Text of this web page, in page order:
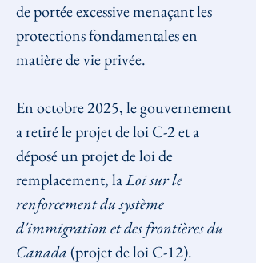
de portée excessive menaçant les
protections fondamentales en
matière de vie privée.
En octobre 2025, le gouvernement
a retiré le projet de loi C-2 et a
déposé un projet de loi de
remplacement, la Loi sur le
renforcement du système
d'immigration et des frontières du
Canada (projet de loi C-12).